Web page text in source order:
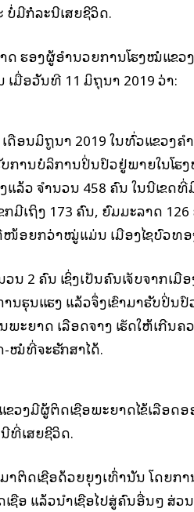
ບໍ່ມີກໍລະນີເສຍຊີວິດ.
ດ ຮອງຜູ້ອຳນວຍການໂຮງໝໍແຂວ
ມື່ອວັນທີ 11 ມິຖຸນາ 2019 ວ່າ:
ອນມິຖູນາ 2019 ໃນທົ່ວແຂວງຄ
ການບໍລິການປິ່ນປົວຢູ່ພາຍໃນໂຮ
ລ້ວ ຈຳນວນ 458 ຄົນ ໃນນີ້ເຂດ
ມີເຖິງ 173 ຄົນ, ຍົມມະລາດ 126
ໜ້ອຍກວ່າໝູ່ແມ່ນ ເມືອງໄຊບົວທອ
2 ຄົນ ເຊິ່ງເປັນຄົນເຈັບຈາກເມື
ນຮຸນແຮງ ແລ້ວຈຶ່ງເຂົ້າມາຮັບປິ່ນປົ
ະຍາດ ເລືອດຈາງ ເຮັດໃຫ້ເກີນຄ
ໝໍທີ່ຈະຮັກສາໄດ້.
ວງມີຜູ້ຕິດເຊື້ອພະຍາດໄຂ້ເລືອດ
ທີ່ເສຍຊີວິດ.
ຕິດເຊື້ອດ້ວຍຍຸງເທົ່ານັ້ນ ໂດຍກ
ອ ແລ້ວນຳເຊື້ອໄປສູ່ຄົນອື່ນໆ ສ່